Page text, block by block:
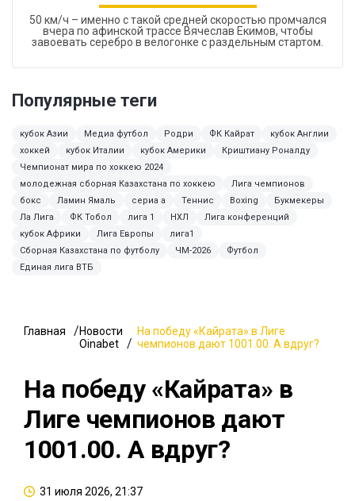
50 км/ч – именно с такой средней скоростью промчался
вчера по афинской трассе Вячеслав Екимов, чтобы
завоевать серебро в велогонке с раздельным стартом.
Популярные теги
кубок Азии Медиа футбол Родри ФК Кайрат
кубок Англии
хоккей
кубок Италии кубок Америки
Криштиану Роналду
Чемпионат мира по хоккею 2024
молодежная сборная Казахстана по хоккею
Лига чемпионов
бокс
Ламин Ямаль сериа а Теннис Boxing
Букмекеры
Ла Лига
ФК Тобол лига 1 НХЛ
Лига конференций
кубок Африки
Лига Европы
лига1
Сборная Казахстана по футболу
ЧМ-2026
Футбол
Единая лига ВТБ
Главная
Новости
Oinabet
На победу «Кайрата» в Лиге
чемпионов дают 1001.00. А вдруг?
На победу «Кайрата» в
Лиге чемпионов дают
1001.00. А вдруг?
31 июля 2026, 21:37